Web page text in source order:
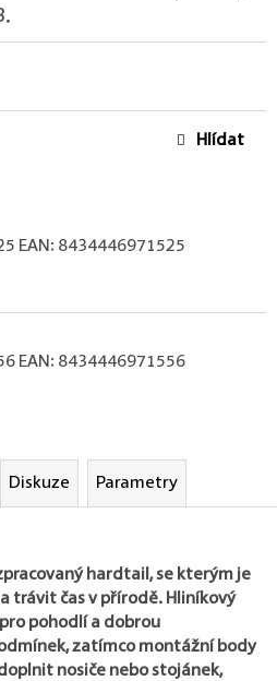
Hlídat
EAN: 8434446971525
EAN: 8434446971556
Diskuze Parametry
hardtail, se kterým je
trávit čas v přírodě. Hliníkový
pohodlí a dobrou
zatímco montážní body
nosiče nebo stojánek,